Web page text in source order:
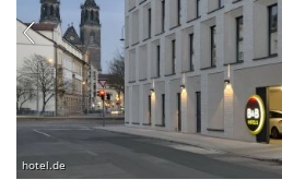
hotel.de